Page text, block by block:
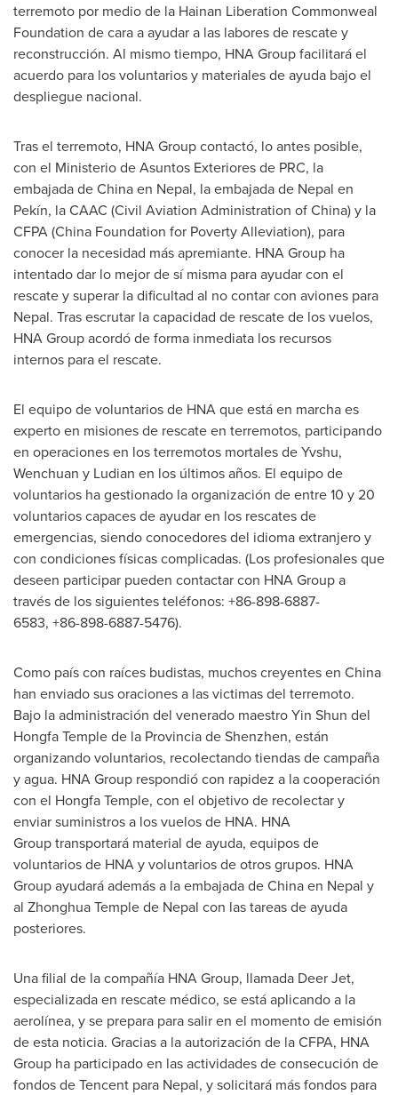
terremoto por medio de la Hainan Liberation Commonweal
Foundation de cara a ayudar a las labores de rescate y
reconstrucción. Al mismo tiempo, HNA Group facilitará el
acuerdo para los voluntarios y materiales de ayuda bajo el
despliegue nacional.
Tras el terremoto, HNA Group contactó, lo antes posible,
con el Ministerio de Asuntos Exteriores de PRC, la
embajada deChinaen Nepal, la embajada de Nepal en
Pekín, la CAAC (Civil Aviation Administration ofChina) y la
CFPA (China Foundation for Poverty Alleviation), para
conocer la necesidad más apremiante. HNA Group ha
intentado dar lo mejor de sí misma para ayudar con el
rescate y superar la dificultad al no contar con aviones para
Nepal. Tras escrutar la capacidad de rescate de los vuelos,
HNA Group acordó de forma inmediata los recursos
internos para el rescate.
El equipo de voluntarios de HNA que está en marcha es
experto en misiones de rescate en terremotos, participando
en operaciones en los terremotos mortales de Yvshu,
Wenchuan y Ludian en los últimos años. El equipo de
voluntarios ha gestionado la organización de entre 10 y 20
voluntarios capaces de ayudar en los rescates de
emergencias, siendo conocedores del idioma extranjero y
con condiciones físicas complicadas. (Los profesionales que
deseen participar pueden contactar con HNA Group a
través de los siguientes teléfonos: +86-898-6887-
6583, +86-898-6887-5476).
Como país con raíces budistas, muchos creyentes en China
han enviado sus oraciones a las victimas del terremoto.
Bajo la administración del venerado maestro Yin Shun del
Hongfa Temple de la Provincia deShenzhen, están
organizando voluntarios, recolectando tiendas de campaña
y agua. HNA Group respondió con rapidez a la cooperación
con el Hongfa Temple, con el objetivo de recolectar y
enviar suministros a los vuelos de HNA. HNA
Group transportará material de ayuda, equipos de
voluntarios de HNA y voluntarios de otros grupos. HNA
Group ayudará además a la embajada deChinaen Nepal y
al Zhonghua Temple de Nepal con las tareas de ayuda
posteriores.
Una filial de la compañía HNA Group, llamada Deer Jet,
especializada en rescate médico, se está aplicando a la
aerolínea, y se prepara para salir en el momento de emisión
de esta noticia. Gracias a la autorización de la CFPA, HNA
Group ha participado en las actividades de consecución de
fondos deTencent para Nepal, y solicitará más fondos para